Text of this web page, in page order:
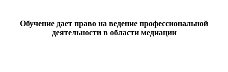
Обучение дает право на ведение профессиональной
деятельности в области медиации